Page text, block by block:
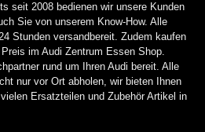
seit 2008 bedienen wir unsere Kunden
Sie von unserem Know-How. Alle
Stunden versandbereit. Zudem kaufen
im Audi Zentrum Essen Shop.
rund um Ihren Audi bereit. Alle
nur vor Ort abholen, wir bieten Ihnen
Ersatzteilen und Zubehör Artikel in